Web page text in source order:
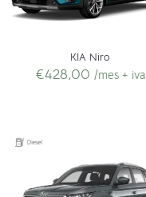
KIA Niro
€428,00 /mes + iva